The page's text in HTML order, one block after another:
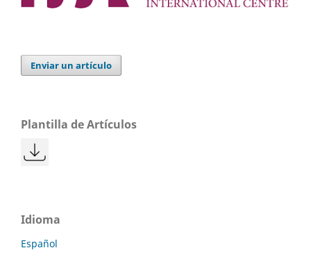
Enviar un artículo
Plantilla de Artículos
Idioma
Español